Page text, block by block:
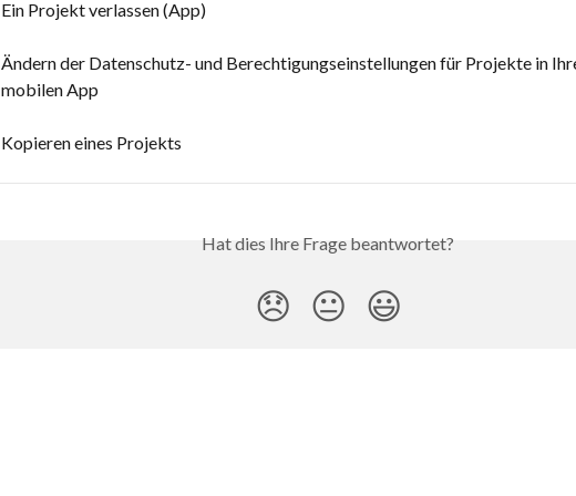
Ein Projekt verlassen (App)
Ändern der Datenschutz- und Berechtigungseinstellungen für Projekte in
mobilen App
Kopieren eines Projekts
Hat dies Ihre Frage beantwortet?
😞 😐 😃